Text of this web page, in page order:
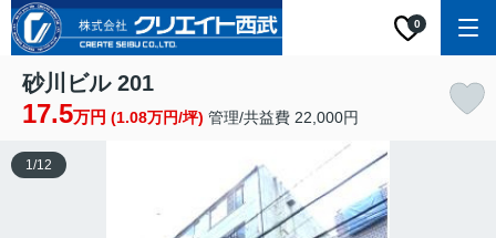
0
砂川ビル 201
17.5万円 (1.08万円/坪) 管理/共益費 22,000円
1/12